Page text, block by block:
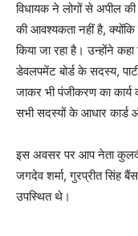
विधायक ने लोगों से अपील
की आवश्यकता नहीं है,
किया जा रहा है। उन्होंने
डेवलपमेंट बोर्ड के सदस्य,
जाकर भी पंजीकरण का
सभी सदस्यों के आधार कार्ड
इस अवसर पर आप नेता कुलदीप
जगदेव शर्मा, गुरप्रीत सिंह
उपस्थित थे।